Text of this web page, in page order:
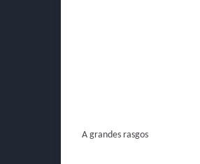
A grandes rasgos